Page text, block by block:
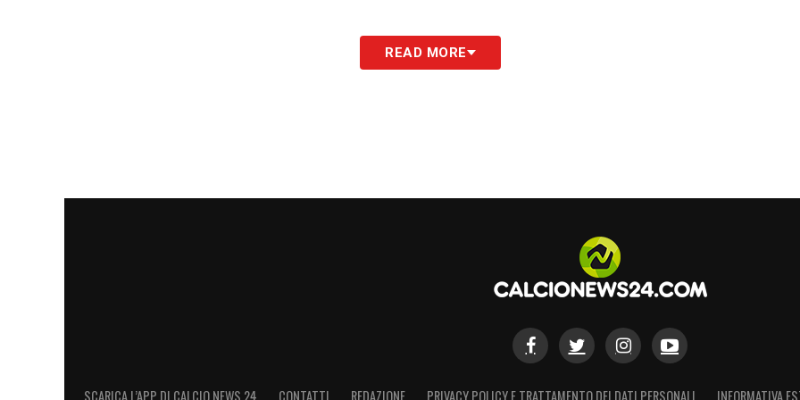
READ MORE
SCARICA L’APP DI CALCIO NEWS 24 CONTATTI REDAZIONE PRIVACY POLICY E TRATTAMENTO DEI DATI PERSONALI INFORMATIVA